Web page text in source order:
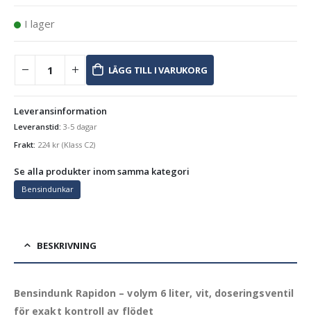
I lager
LÄGG TILL I VARUKORG
Leveransinformation
Leveranstid: 3-5 dagar
Frakt: 224 kr (Klass C2)
Se alla produkter inom samma kategori
Bensindunkar
BESKRIVNING
Bensindunk Rapidon – volym 6 liter, vit, doseringsventil
för exakt kontroll av flödet